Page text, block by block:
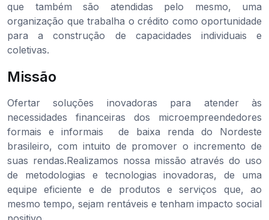
que também são atendidas pelo mesmo, uma
organização que trabalha o crédito como oportunidade
para a construção de capacidades individuais e
coletivas.
Missão
Ofertar soluções inovadoras para atender às
necessidades financeiras dos microempreendedores
formais e informais de baixa renda do Nordeste
brasileiro, com intuito de promover o incremento de
suas rendas.Realizamos nossa missão através do uso
de metodologias e tecnologias inovadoras, de uma
equipe eficiente e de produtos e serviços que, ao
mesmo tempo, sejam rentáveis e tenham impacto social